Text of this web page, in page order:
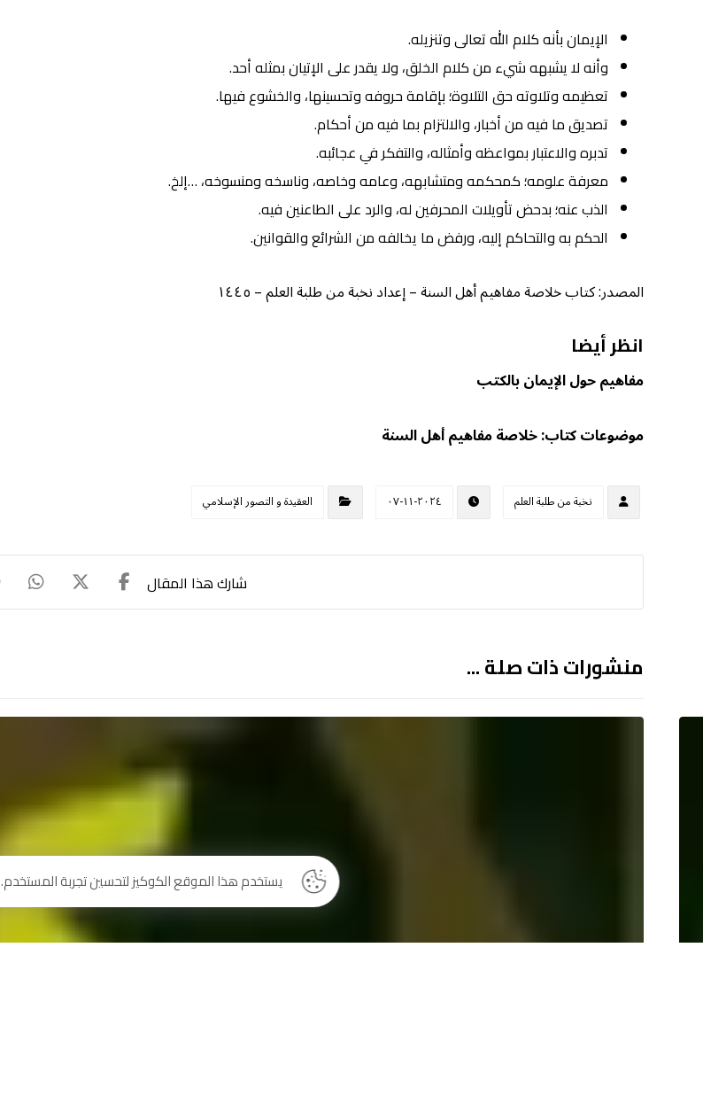
الإيمان بأنه كلام الله تعالى وتنزيله.
وأنه لا يشبهه شيء من كلام الخلق، ولا يقدر على الإتيان بمثله أحد.
تعظيمه وتلاوته حق التلاوة؛ بإقامة حروفه وتحسينها، والخشوع فيها.
تصديق ما فيه من أخبار، والالتزام بما فيه من أحكام.
تدبره والاعتبار بمواعظه وأمثاله، والتفكر في عجائبه.
معرفة علومه؛ كمحكمه ومتشابهه، وعامه وخاصه، وناسخه ومنسوخه، …إلخ.
الذب عنه؛ بدحض تأويلات المحرفين له، والرد على الطاعنين فيه.
الحكم به والتحاكم إليه، ورفض ما يخالفه من الشرائع والقوانين.
المصدر: كتاب خلاصة مفاهيم أهل السنة – إعداد نخبة من طلبة العلم – ١٤٤٥
انظر أيضا
مفاهيم حول الإيمان بالكتب
موضوعات كتاب: خلاصة مفاهيم أهل السنة
نخبة من طلبة العلم ٢٠٢٤-١١-٠٧ العقيدة و التصور الإسلامي
منشورات ذات صلة ...
يستخدم هذا الموقع الكوكيز لتحسين تجربة المستخدم.